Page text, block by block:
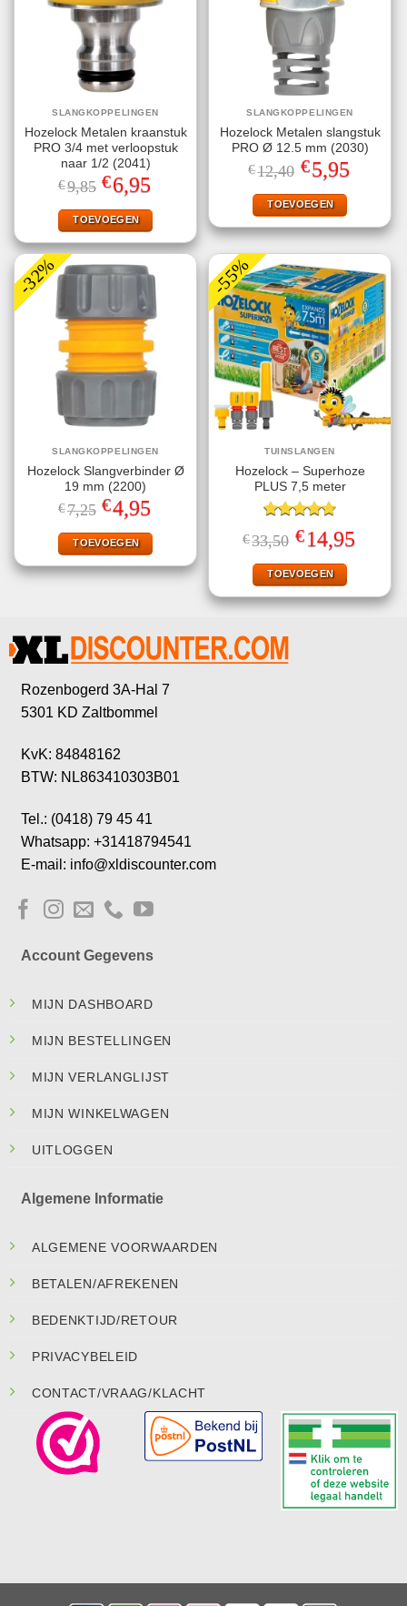
SLANGKOPPELINGEN
Hozelock Metalen kraanstuk
PRO 3/4 met verloopstuk
naar 1/2 (2041)
€9,85 Oorspronkelijke
prijs
was:
€9,85.
€6,95
is:
€6,95.
TOEVOEGEN
SLANGKOPPELINGEN
Hozelock Metalen slangstuk
PRO Ø 12.5 mm (2030)
€12,40 Oorspronkelijke
prijs
was:
€12,40.
€5,95prijs
TOEVOEGEN
-32%
SLANGKOPPELINGEN
Hozelock Slangverbinder Ø
19 mm (2200)
€7,25 Oorspronkelijke
prijs
was:
€7,25.
€4,95
is:
€4,95.
TOEVOEGEN
-55%
TUINSLANGEN
Hozelock – Superhoze
PLUS 7,5 meter
Gewaardeerd
4.75uit 5
€33,50 Oorspronkelijke
prijs
was:
€33,50.
€14,95prijs
TOEVOEGEN
Rozenbogerd 3A-Hal 7
5301 KD Zaltbommel
KvK: 84848162
BTW: NL863410303B01
Tel.: (0418) 79 45 41
Whatsapp: +31418794541
E-mail: info@xldiscounter.com
Account Gegevens
MIJN DASHBOARD
MIJN BESTELLINGEN
MIJN VERLANGLIJST
MIJN WINKELWAGEN
UITLOGGEN
Algemene Informatie
ALGEMENE VOORWAARDEN
BETALEN/AFREKENEN
BEDENKTIJD/RETOUR
PRIVACYBELEID
CONTACT/VRAAG/KLACHT